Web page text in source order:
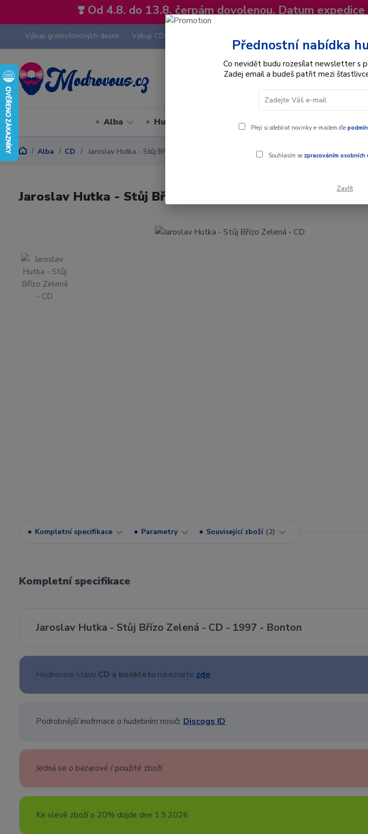
❣️ Od 4.8. do 13.8. čerpám dovolenou. Datum
Výkup gramofonových desek Výkup CD
Alba Hudební styly Interpret
Alba CD Jaroslav Hutka - Stůj Břízo Zelená - CD
Jaroslav Hutka - Stůj Břízo Zelená - CD
Kompletní specifikace Parametry Související zboží 2
Kompletní specifikace
Jaroslav Hutka - Stůj Břízo Zelená - CD - 1997 - Bonton
Hodnocení stavu CD a bookletu naleznete zde
Podrobnější inofrmace o hudebním nosiči: Discogs ID
Jedná se o bazarové / použité zboží
Ke slevě zboží o 20% dojde dne 1.9.2026
Přednostní nabídka
Co nevidět budu rozesílat newsletter s
Zadej email a budeš patřit mezi
Přeji si odebírat novinky e-mailem dle
Souhlasím se zpracováním osobních
Zavřít